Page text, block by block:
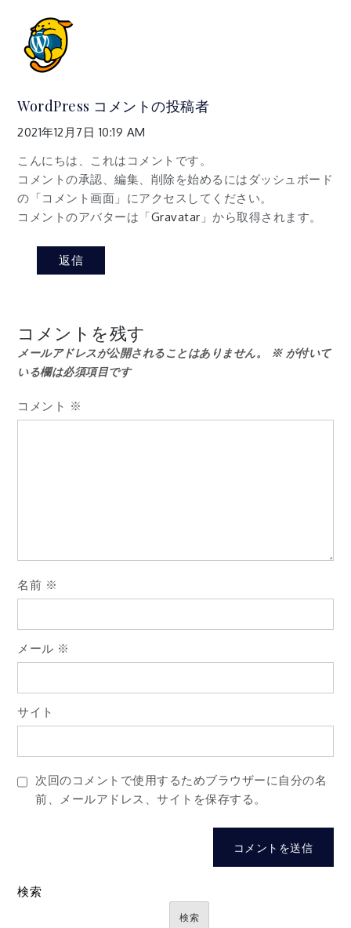
WordPress コメントの投稿者
2021年12月7日 10:19 AM
こんにちは、これはコメントです。
コメントの承認、編集、削除を始めるにはダッシュボード
の「コメント画面」にアクセスしてください。
コメントのアバターは「Gravatar 」から取得されます。
返信
コメントを残す
メールアドレスが公開されることはありません。 ※が付いて
いる欄は必須項目です
コメント ※
名前 ※
メール ※
サイト
次回のコメントで使用するためブラウザーに自分の名
前、メールアドレス、サイトを保存する。
検索
検索